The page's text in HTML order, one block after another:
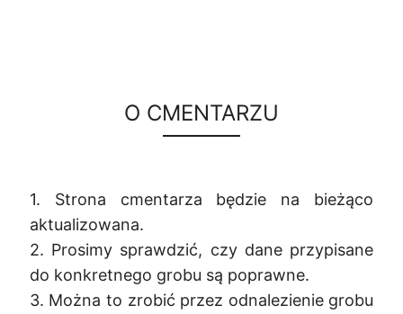
O CMENTARZU
1. Strona cmentarza będzie na bieżąco
aktualizowana.
2. Prosimy sprawdzić, czy dane przypisane
do konkretnego grobu są poprawne.
3. Można to zrobić przez odnalezienie grobu